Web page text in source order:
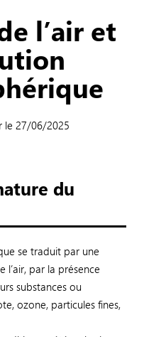
l’air et
le 27/06/2025
du
se traduit par une
par la présence
substances ou
ozone, particules fines,